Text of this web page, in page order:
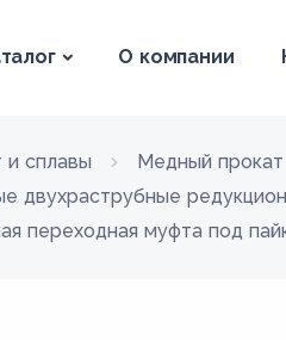
О компании
и сплавы Медный прокат
двухраструбные
переходная муфта под